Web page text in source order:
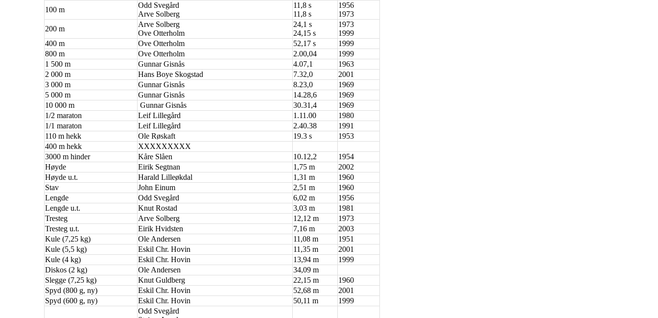
100 m
Odd Svegård
Arve Solberg
11,8 s
11,8 s
1956
1973
200 m
Arve Solberg
Ove Otterholm
24,1 s
24,15 s
1973
1999
400 m
Ove Otterholm 52,17 s
1999
800 m
Ove Otterholm 2.00,04
1999
1 500 m
Gunnar Gisnås 4.07,1
1963
2 000 m
Hans Boye Skogstad 7.32,0
2001
3 000 m
Gunnar Gisnås 8.23,0
1969
5 000 m
Gunnar Gisnås 14.28,6
1969
10 000 m
Gunnar Gisnås 30.31,4
1969
1/2 maraton
Leif Lillegård 1.11.00
1980
1/1 maraton
Leif Lillegård 2.40.38
1991
110 m hekk
Ole Røskaft 19.3 s
1953
400 m hekk
XXXXXXXXX
3000 m hinder
Kåre Slåen 10.12,2
1954
Høyde
Eirik Segtnan 1,75 m
2002
Høyde u.t.
Harald Lilleøkdal 1,31 m
1960
Stav
John Einum 2,51 m
1960
Lengde
Odd Svegård 6,02 m
1956
Lengde u.t.
Knut Rostad 3,03 m
1981
Tresteg
Arve Solberg 12,12 m
1973
Tresteg u.t.
Eirik Hvidsten 7,16 m
2003
Kule (7,25 kg)
Ole Andersen 11,08 m
1951
Kule (5,5 kg)
Eskil Chr. Hovin 11,35 m
2001
Kule (4 kg)
Eskil Chr. Hovin 13,94 m
1999
Diskos (2 kg)
Ole Andersen
34,09 m
Slegge (7,25 kg)
Knut Guldberg 22,15 m
1960
Spyd (800 g, ny)
Eskil Chr. Hovin 52,68 m
2001
Spyd (600 g, ny)
Eskil Chr. Hovin 50,11 m
1999
Odd Svegård